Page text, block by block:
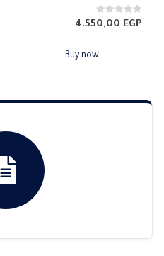
0من 5 4.550,00 EGP
Buy now